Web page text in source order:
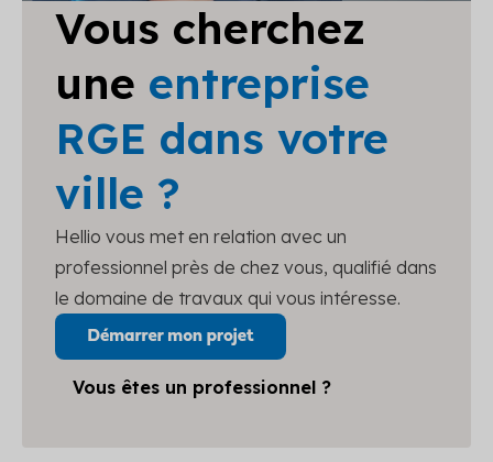
Vous cherchez
une entreprise
RGE dans votre
ville ?
Hellio vous met en relation avec un
professionnel près de chez vous, qualifié dans
le domaine de travaux qui vous intéresse.
Vous êtes un professionnel ?